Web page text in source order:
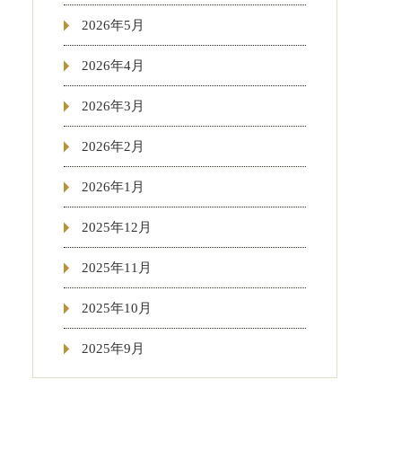
2026年5月
2026年4月
2026年3月
2026年2月
2026年1月
2025年12月
2025年11月
2025年10月
2025年9月